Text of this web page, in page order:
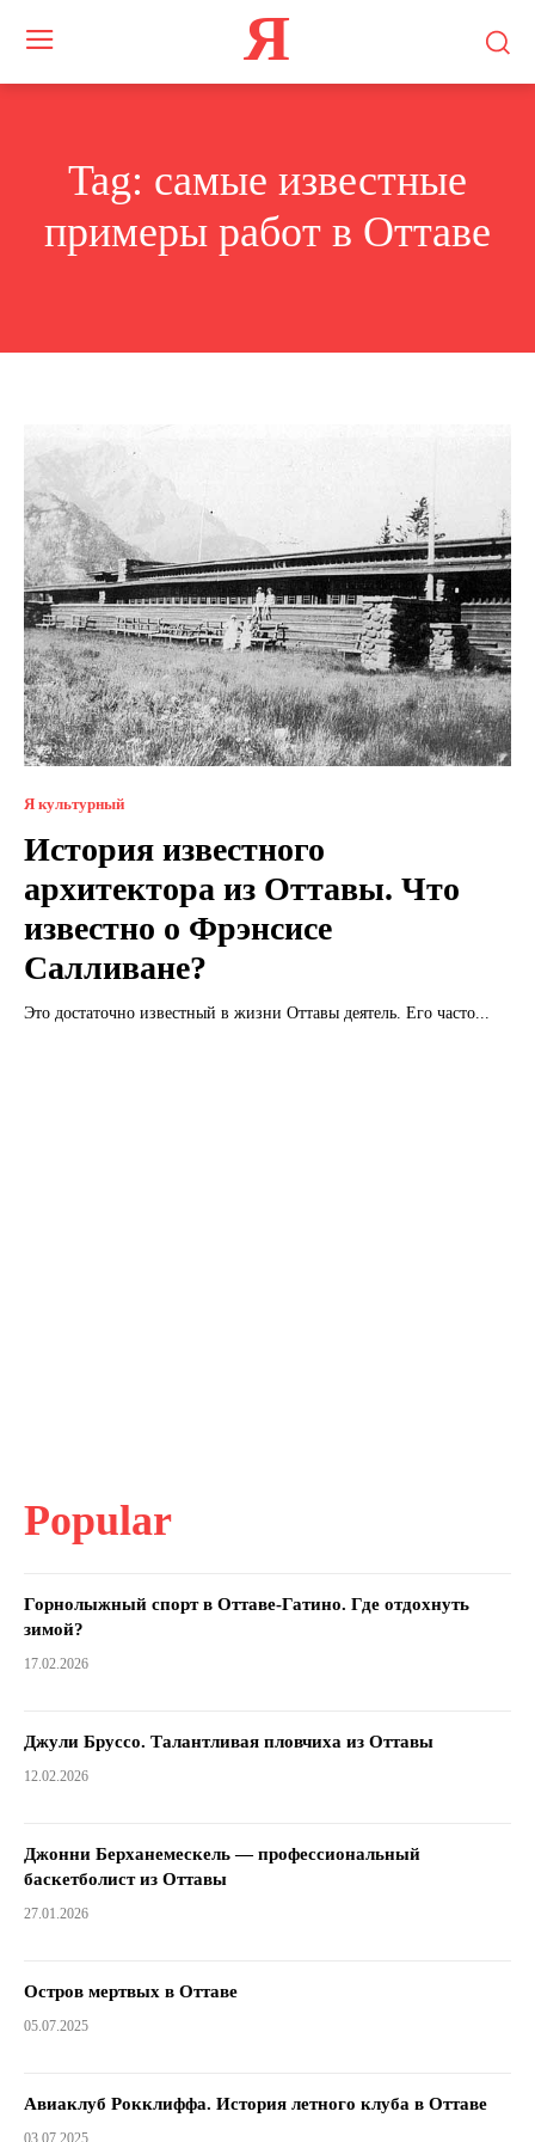
Я
Tag: самые известные
примеры работ в Оттаве
Я культурный
История известного
архитектора из Оттавы. Что
известно о Фрэнсисе
Салливане?
Это достаточно известный в жизни Оттавы деятель. Его часто...
Popular
Горнолыжный спорт в Оттаве-Гатино. Где отдохнуть
зимой?
17.02.2026
Джули Бруссо. Талантливая пловчиха из Оттавы
12.02.2026
Джонни Берханемескель — профессиональный
баскетболист из Оттавы
27.01.2026
Остров мертвых в Оттаве
05.07.2025
Авиаклуб Рокклиффа. История летного клуба в Оттаве
03.07.2025